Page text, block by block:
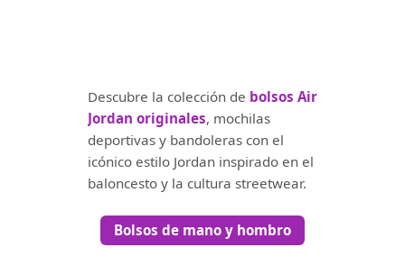
Descubre la colección de bolsos Air
Jordan originales, mochilas
deportivas y bandoleras con el
icónico estilo Jordan inspirado en el
baloncesto y la cultura streetwear.
Bolsos de mano y hombro